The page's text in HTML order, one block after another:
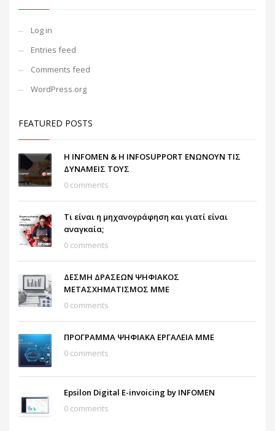
Log in
Entries feed
Comments feed
WordPress.org
FEATURED POSTS
Η INFOMEN & Η INFOSUPPORT ΕΝΩΝΟΥΝ ΤΙΣ
ΔΥΝΑΜΕΙΣ ΤΟΥΣ
0 comments
Τι είναι η μηχανογράφηση και γιατί είναι
αναγκαία;
0 comments
ΔΕΣΜΗ ΔΡΑΣΕΩΝ ΨΗΦΙΑΚΟΣ
ΜΕΤΑΣΧΗΜΑΤΙΣΜΟΣ ΜΜΕ
0 comments
ΠΡΟΓΡΑΜΜΑ ΨΗΦΙΑΚΑ ΕΡΓΑΛΕΙΑ ΜΜΕ
0 comments
Epsilon Digital E-invoicing by INFOMEN
0 comments